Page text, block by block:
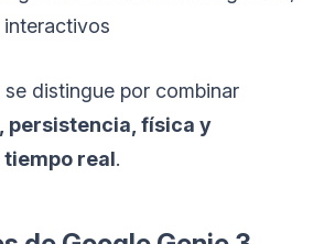
se distingue por combinar
persistencia, física y
real.